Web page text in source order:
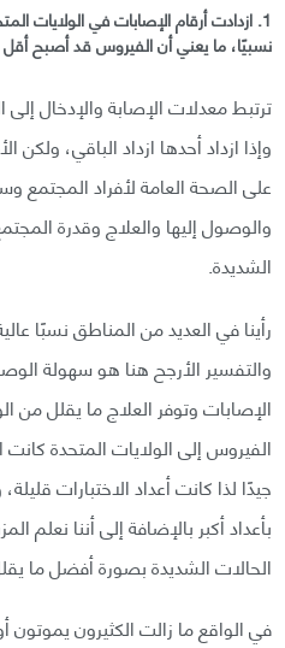
1. ازدادت أرقام الإصابات في الولايات
نسبيًا، ما يعني أن الفيروس قد أصبح
ترتبط معدلات الإصابة والإدخال
وإذا ازداد أحدها ازداد الباقي،
على الصحة العامة لأفراد المجتمع
والوصول إليها والعلاج وقدرة
الشديدة.
رأينا في العديد من المناطق نسبًا
والتفسير الأرجح هنا هو سهولة
الإصابات وتوفر العلاج ما يقلل من
الفيروس إلى الولايات المتحدة
جيدًا لذا كانت أعداد الاختبارات
بأعداد أكبر بالإضافة إلى أننا نعلم
الحالات الشديدة بصورة أفضل ما
في الواقع ما زالت الكثيرون